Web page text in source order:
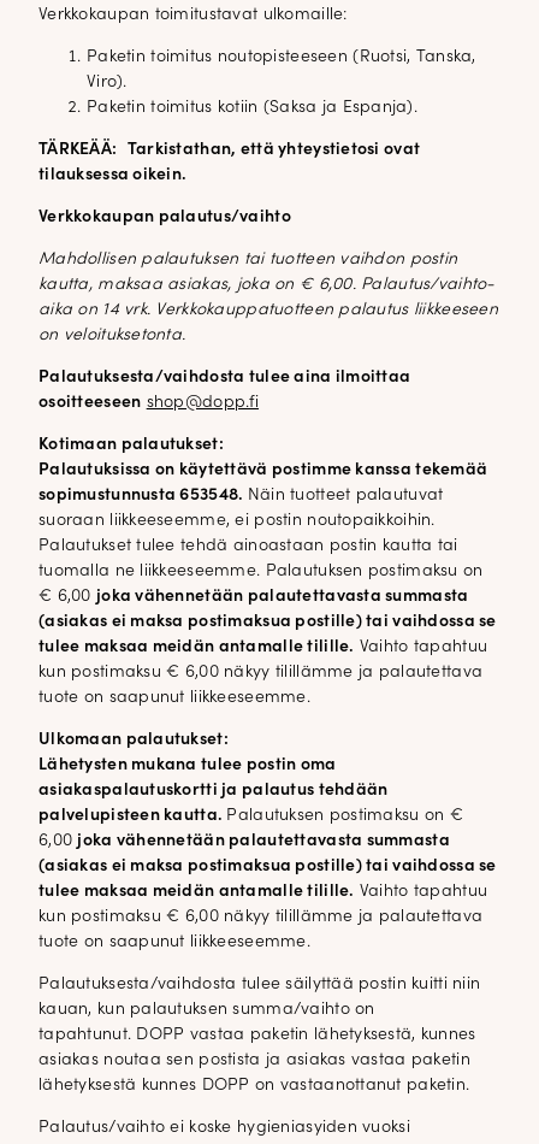
Verkkokaupan toimitustavat ulkomaille:
Paketin toimitus noutopisteeseen (Ruotsi, Tanska,
Viro).
Paketin toimitus kotiin (Saksa ja Espanja).
TÄRKEÄÄ:
Tarkistathan, että yhteystietosi ovat
tilauksessa oikein.
Verkkokaupan palautus/vaihto
Mahdollisen palautuksen tai tuotteen vaihdon postin
kautta, maksaa asiakas, joka on € 6,00. Palautus/vaihto-
aika on 14 vrk. Verkkokauppatuotteen palautus liikkeeseen
on veloituksetonta.
Palautuksesta/vaihdosta tulee aina ilmoittaa
osoitteeseen shop@dopp.fi
Kotimaan palautukset:
Palautuksissa on käytettävä postimme kanssa tekemää
sopimustunnusta 653548. Näin tuotteet palautuvat
suoraan liikkeeseemme, ei postin noutopaikkoihin.
Palautukset tulee tehdä ainoastaan postin kautta tai
tuomalla ne liikkeeseemme. Palautuksen postimaksu on
€ 6,00 joka vähennetään palautettavasta summasta
(asiakas ei maksa postimaksua postille) tai vaihdossa se
tulee maksaa meidän antamalle tilille. Vaihto tapahtuu
kun postimaksu € 6,00 näkyy tilillämme ja palautettava
tuote on saapunut liikkeeseemme.
Ulkomaan palautukset:
Lähetysten mukana tulee postin oma
asiakaspalautuskortti ja palautus tehdään
palvelupisteen kautta. Palautuksen postimaksu on €
6,00 joka vähennetään palautettavasta summasta
(asiakas ei maksa postimaksua postille) tai vaihdossa se
tulee maksaa meidän antamalle tilille. Vaihto tapahtuu
kun postimaksu € 6,00 näkyy tilillämme ja palautettava
tuote on saapunut liikkeeseemme.
Palautuksesta/vaihdosta tulee säilyttää postin kuitti niin
kauan, kun palautuksen summa/vaihto on
tapahtunut. DOPP vastaa paketin lähetyksestä, kunnes
asiakas noutaa sen postista ja asiakas vastaa paketin
lähetyksestä kunnes DOPP on vastaanottanut paketin.
Palautus/vaihto ei koske hygieniasyiden vuoksi